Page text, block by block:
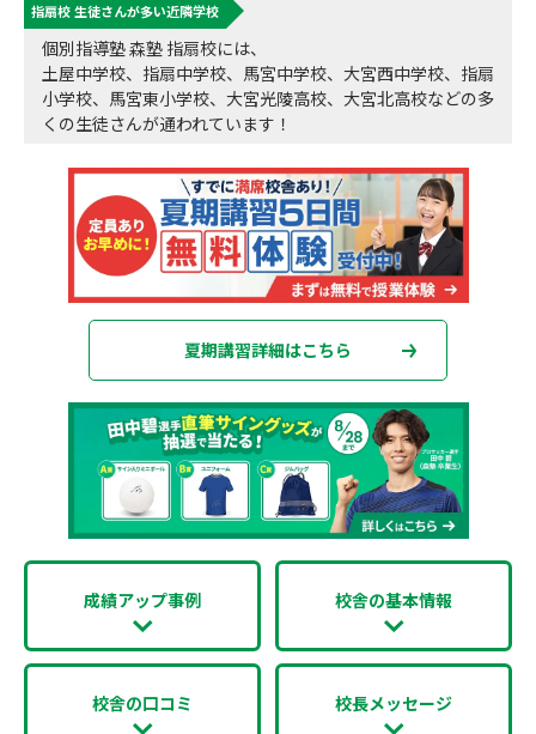
数字でなるほど！森塾
動画でわかる！森塾
森塾のお得なキャンペーン・割引制度
授業料等お問合わせはこちら
校舎一覧
指扇校 生徒さんが多い近隣学校
個別指導塾 森塾 指扇校には、
土屋中学校、指扇中学校、馬宮中学校、大宮西中学校、指扇
小学校、馬宮東小学校、大宮光陵高校、大宮北高校などの多
くの生徒さんが通われています！
夏期講習詳細はこちら
成績アップ事例 校舎の基本情報
校舎の口コミ 校長メッセージ